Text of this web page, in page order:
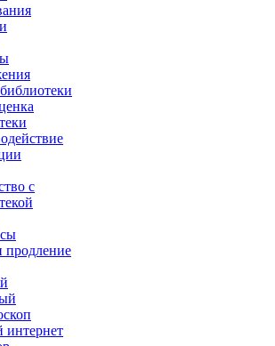
с
продление
интернет